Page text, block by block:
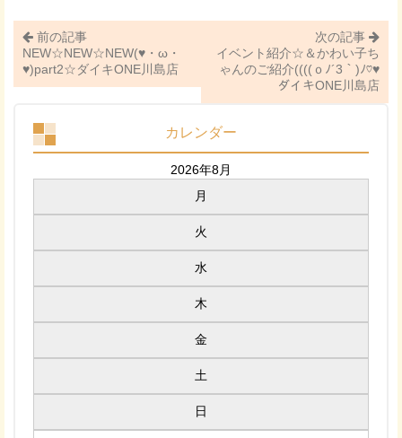
前の記事
NEW☆NEW☆NEW(♥・ω・
♥)part2☆ダイキONE川島店
次の記事
イベント紹介☆＆かわい子ち
ゃんのご紹介((((ｏﾉ´3｀)ﾉ♡♥
ダイキONE川島店
カレンダー
2026年8月
月
火
水
木
金
土
日